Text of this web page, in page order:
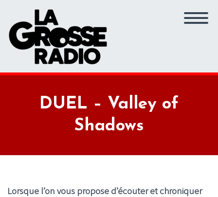
DUEL – Valley of
Shadows
Lorsque l’on vous propose d’écouter et chroniquer